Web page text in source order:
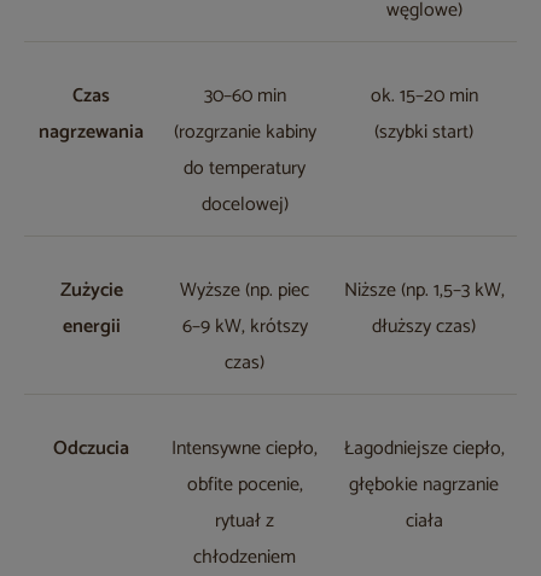
węglowe)
Czas
nagrzewania
30–60 min
(rozgrzanie kabiny
do temperatury
docelowej)
ok. 15–20 min
(szybki start)
Zużycie
energii
Wyższe (np. piec
6–9 kW, krótszy
czas)
Niższe (np. 1,5–3 kW,
dłuższy czas)
Odczucia
Intensywne ciepło,
obfite pocenie,
rytuał z
chłodzeniem
Łagodniejsze ciepło,
głębokie nagrzanie
ciała